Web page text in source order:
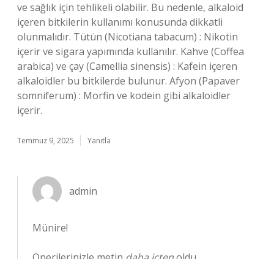
ve sağlık için tehlikeli olabilir. Bu nedenle, alkaloid
içeren bitkilerin kullanımı konusunda dikkatli
olunmalıdır. Tütün (Nicotiana tabacum) : Nikotin
içerir ve sigara yapımında kullanılır. Kahve (Coffea
arabica) ve çay (Camellia sinensis) : Kafein içeren
alkaloidler bu bitkilerde bulunur. Afyon (Papaver
somniferum) : Morfin ve kodein gibi alkaloidler
içerir.
Temmuz 9, 2025 Yanıtla
admin
Münire!